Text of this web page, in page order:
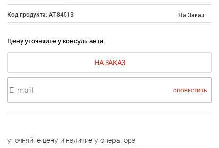
Код продукта: AT-84513 На Заказ
Цену уточняйте у консультанта
НА ЗАКАЗ
ОПОВЕСТИТЬ
уточняйте цену и наличие у оператора